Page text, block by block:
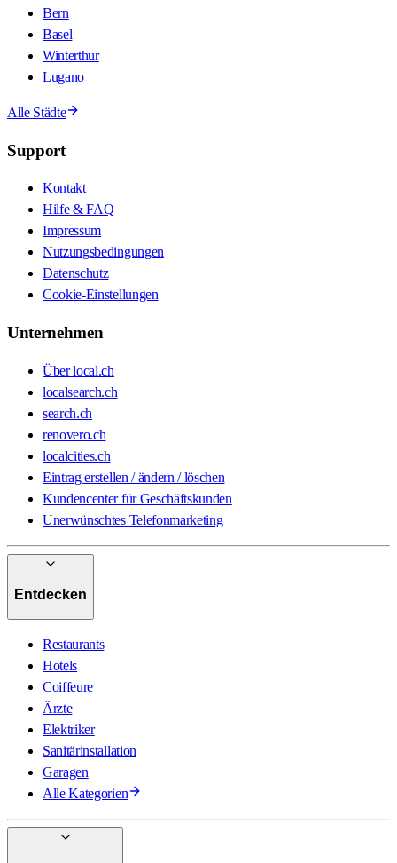
Bern
Basel
Winterthur
Lugano
Alle Städte
Support
Kontakt
Hilfe & FAQ
Impressum
Nutzungsbedingungen
Datenschutz
Cookie-Einstellungen
Unternehmen
Über local.ch
localsearch.ch
search.ch
renovero.ch
localcities.ch
Eintrag erstellen / ändern / löschen
Kundencenter für Geschäftskunden
Unerwünschtes Telefonmarketing
Entdecken
Restaurants
Hotels
Coiffeure
Ärzte
Elektriker
Sanitärinstallation
Garagen
Alle Kategorien